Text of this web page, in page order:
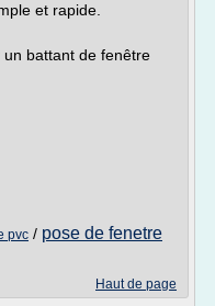
et rapide.
battant de fenêtre
pvc / pose de fenetre
Haut de page